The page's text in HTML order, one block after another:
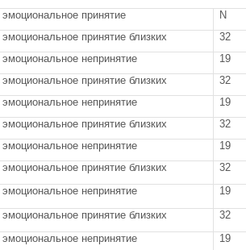
эмоциональное принятие
N
эмоциональное принятие близких 32
эмоциональное непринятие
19
эмоциональное принятие близких 32
эмоциональное непринятие
19
эмоциональное принятие близких 32
эмоциональное непринятие
19
эмоциональное принятие близких 32
эмоциональное непринятие
19
эмоциональное принятие близких 32
эмоциональное непринятие
19